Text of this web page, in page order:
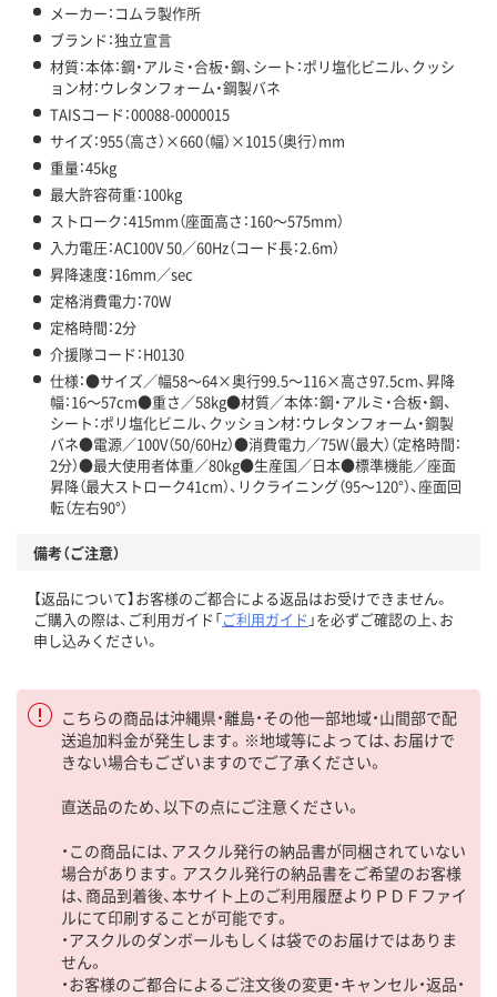
メーカー：コムラ製作所
ブランド：独立宣言
材質：本体：鋼・アルミ・合板・鋼、シート：ポリ塩化ビニル、クッシ
ョン材：ウレタンフォーム・鋼製バネ
TAISコード：00088-0000015
サイズ：955（高さ）×660（幅）×1015（奥行）mm
重量：45kg
最大許容荷重：100kg
ストローク：415mm（座面高さ：160～575mm）
入力電圧：AC100V 50／60Hz（コード長：2.6m）
昇降速度：16mm／sec
定格消費電力：70W
定格時間：2分
介援隊コード：H0130
仕様：●サイズ／幅58～64×奥行99.5～116×高さ97.5cm、昇降
幅：16～57cm●重さ／58kg●材質／本体：鋼・アルミ・合板・鋼、
シート：ポリ塩化ビニル、クッション材：ウレタンフォーム・鋼製
バネ●電源／100V（50/60Hz）●消費電力／75W（最大）（定格時間：
2分）●最大使用者体重／80kg●生産国／日本●標準機能／座面
昇降（最大ストローク41cm）、リクライニング（95～120°）、座面回
転（左右90°）
備考（ご注意）
【返品について】お客様のご都合による返品はお受けできません。
ご購入の際は、ご利用ガイド「ご利用ガイド 」を必ずご確認の上、お
申し込みください。
こちらの商品は沖縄県・離島・その他一部地域・山間部で配
送追加料金が発生します。※地域等によっては、お届けで
きない場合もございますのでご了承ください。
直送品のため、以下の点にご注意ください。
・この商品には、アスクル発行の納品書が同梱されていない
場合があります。アスクル発行の納品書をご希望のお客様
は、商品到着後、本サイト上のご利用履歴よりＰＤＦファイ
ルにて印刷することが可能です。
・アスクルのダンボールもしくは袋でのお届けではありま
せん。
・お客様のご都合によるご注文後の変更・キャンセル・返品・